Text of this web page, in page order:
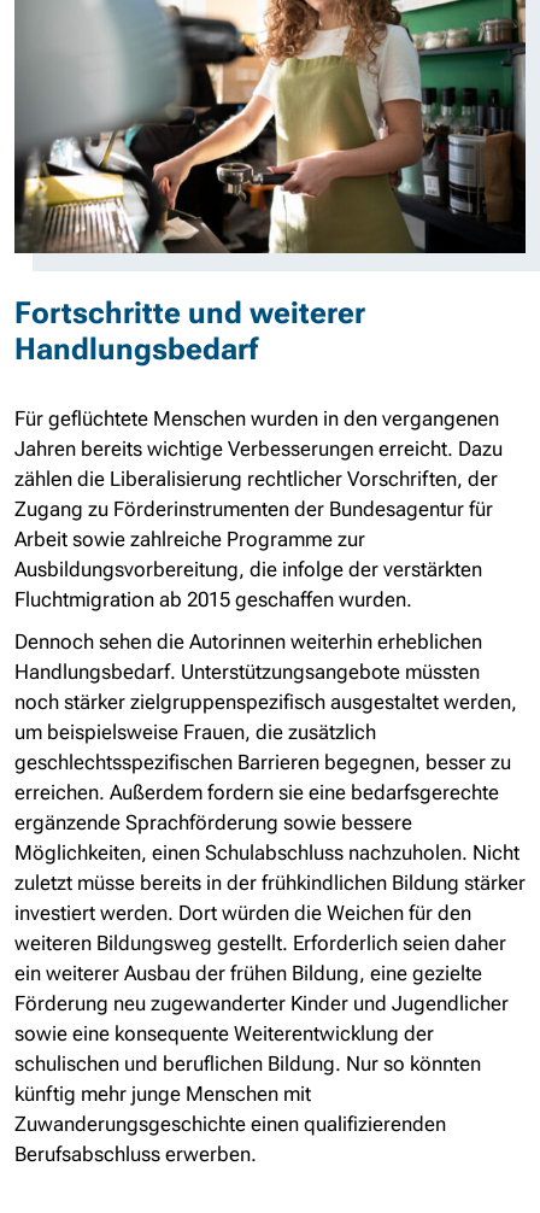
Fortschritte und weiterer
Handlungsbedarf
Für geflüchtete Menschen wurden in den vergangenen
Jahren bereits wichtige Verbesserungen erreicht. Dazu
zählen die Liberalisierung rechtlicher Vorschriften, der
Zugang zu Förderinstrumenten der Bundesagentur für
Arbeit sowie zahlreiche Programme zur
Ausbildungsvorbereitung, die infolge der verstärkten
Fluchtmigration ab 2015 geschaffen wurden.
Dennoch sehen die Autorinnen weiterhin erheblichen
Handlungsbedarf. Unterstützungsangebote müssten
noch stärker zielgruppenspezifisch ausgestaltet werden,
um beispielsweise Frauen, die zusätzlich
geschlechtsspezifischen Barrieren begegnen, besser zu
erreichen. Außerdem fordern sie eine bedarfsgerechte
ergänzende Sprachförderung sowie bessere
Möglichkeiten, einen Schulabschluss nachzuholen. Nicht
zuletzt müsse bereits in der frühkindlichen Bildung stärker
investiert werden. Dort würden die Weichen für den
weiteren Bildungsweg gestellt. Erforderlich seien daher
ein weiterer Ausbau der frühen Bildung, eine gezielte
Förderung neu zugewanderter Kinder und Jugendlicher
sowie eine konsequente Weiterentwicklung der
schulischen und beruflichen Bildung. Nur so könnten
künftig mehr junge Menschen mit
Zuwanderungsgeschichte einen qualifizierenden
Berufsabschluss erwerben.